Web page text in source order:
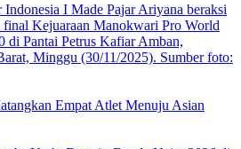
Empat Atlet Menuju Asian